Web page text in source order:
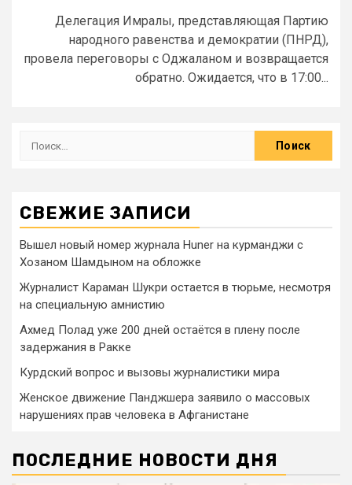
Делегация Имралы, представляющая Партию
народного равенства и демократии (ПНРД),
провела переговоры с Оджаланом и возвращается
обратно. Ожидается, что в 17:00...
СВЕЖИЕ ЗАПИСИ
Вышел новый номер журнала Huner на курманджи с
Хозаном Шамдыном на обложке
Журналист Караман Шукри остается в тюрьме, несмотря
на специальную амнистию
Ахмед Полад уже 200 дней остаётся в плену после
задержания в Ракке
Курдский вопрос и вызовы журналистики мира
Женское движение Панджшера заявило о массовых
нарушениях прав человека в Афганистане
ПОСЛЕДНИЕ НОВОСТИ ДНЯ